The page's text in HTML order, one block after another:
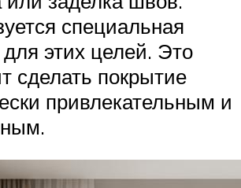
специальная
для этих целей. Это
сделать покрытие
привлекательным и